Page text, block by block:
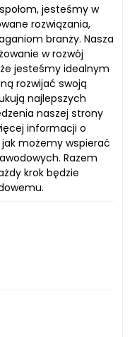
jesteśmy w
rozwiązania,
branży. Nasza
w rozwój
jesteśmy idealnym
rozwijać swoją
najlepszych
naszej strony
informacji o
możemy wspierać
Razem
krok będzie